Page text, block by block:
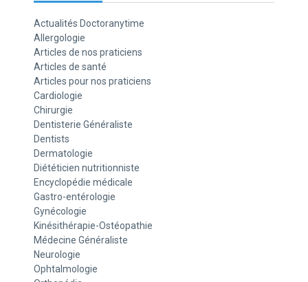
Actualités Doctoranytime
Allergologie
Articles de nos praticiens
Articles de santé
Articles pour nos praticiens
Cardiologie
Chirurgie
Dentisterie Généraliste
Dentists
Dermatologie
Diététicien nutritionniste
Encyclopédie médicale
Gastro-entérologie
Gynécologie
Kinésithérapie-Ostéopathie
Médecine Généraliste
Neurologie
Ophtalmologie